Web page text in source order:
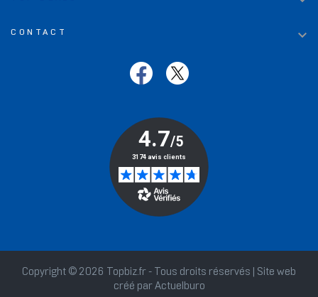
CONTACT 
Copyright © 2026 Topbiz.fr - Tous droits réservés | Site web
créé par Actuelburo